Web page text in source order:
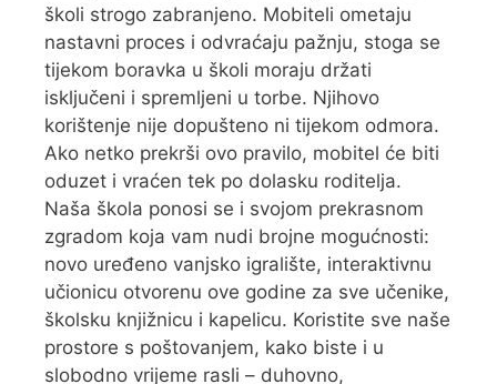
školi strogo zabranjeno. Mobiteli ometaju
nastavni proces i odvraćaju pažnju, stoga se
tijekom boravka u školi moraju držati
isključeni i spremljeni u torbe. Njihovo
korištenje nije dopušteno ni tijekom odmora.
Ako netko prekrši ovo pravilo, mobitel će biti
oduzet i vraćen tek po dolasku roditelja.
Naša škola ponosi se i svojom prekrasnom
zgradom koja vam nudi brojne mogućnosti:
novo uređeno vanjsko igralište, interaktivnu
učionicu otvorenu ove godine za sve učenike,
školsku knjižnicu i kapelicu. Koristite sve naše
prostore s poštovanjem, kako biste i u
slobodno vrijeme rasli – duhovno,